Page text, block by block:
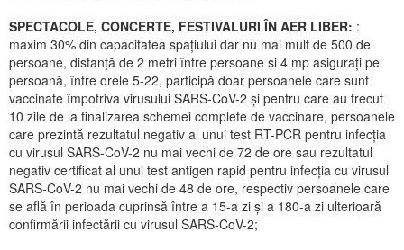
SPECTACOLE, CONCERTE, FESTIVALURI ÎN AER LIBER: :
maxim 30% din capacitatea spațiului dar nu mai mult de 500 de
persoane, distanță de 2 metri între persoane și 4 mp asigurați pe
persoană, între orele 5-22, participă doar persoanele care sunt
vaccinate împotriva virusului SARS-CoV-2 și pentru care au trecut
10 zile de la finalizarea schemei complete de vaccinare, persoanele
care prezintă rezultatul negativ al unui test RT-PCR pentru infecția
cu virusul SARS-CoV-2 nu mai vechi de 72 de ore sau rezultatul
negativ certificat al unui test antigen rapid pentru infecția cu virusul
SARS-CoV-2 nu mai vechi de 48 de ore, respectiv persoanele care
se află în perioada cuprinsă între a 15-a zi și a 180-a zi ulterioară
confirmării infectării cu virusul SARS-CoV-2;